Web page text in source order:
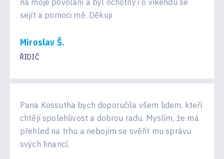
na moje povolání a byl ochotný i o víkendu se
sejít a pomoci mě. Děkuji
Miroslav Š.
ŘIDIČ
Pana Kossutha bych doporučila všem lidem, kteří
chtějí spolehlivost a dobrou radu. Myslím, že má
přehled na trhu a nebojím se svěřit mu správu
svých financí.